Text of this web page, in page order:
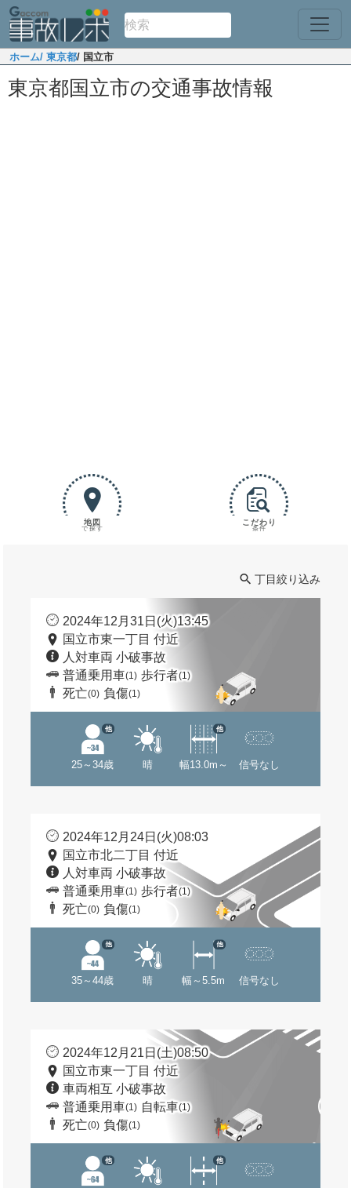
ホーム/ 東京都/ 国立市
東京都国立市の交通事故情報
地図
で探す
こだわり
条件
丁目絞り込み
2024年12月31日(火)13:45
国立市東一丁目 付近
人対車両 小破事故
普通乗用車(1) 歩行者(1)
死亡(0) 負傷(1)
25～34歳
他
晴 幅13.0m～
他
信号なし
2024年12月24日(火)08:03
国立市北二丁目 付近
人対車両 小破事故
普通乗用車(1) 歩行者(1)
死亡(0) 負傷(1)
35～44歳
他
晴 幅～5.5m
他
信号なし
2024年12月21日(土)08:50
国立市東一丁目 付近
車両相互 小破事故
普通乗用車(1) 自転車(1)
死亡(0) 負傷(1)
他 他